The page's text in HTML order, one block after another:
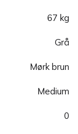
67 kg
Grå
Mørk brun
Medium
0